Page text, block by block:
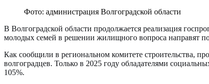
Фото: администрация Волгоградской области
В Волгоградской области продолжается реализация
молодых семей в решении жилищного вопроса направят
Как сообщили в региональном комитете строительства,
волгоградцев. Только в 2025 году обладателями
105%.